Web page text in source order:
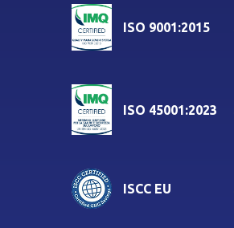
ISO 9001:2015
ISO 45001:2023
ISCC EU